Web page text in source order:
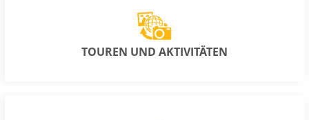
TOUREN UND AKTIVITÄTEN